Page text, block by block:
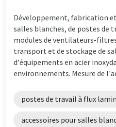
Développement, fabrication
salles blanches, de postes de
modules de ventilateurs-
transport et de stockage de
d'équipements en acier
environnements. Mesure de
postes de travail à flux
accessoires pour salles